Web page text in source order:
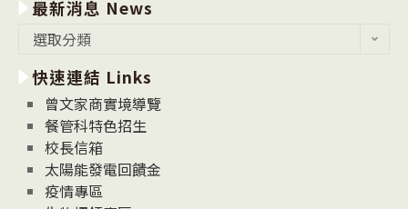
最新消息 News
消
息
News
選取分類
快速連結 Links
曾文家商實境導覽
餐管科特色招生
校長信箱
太陽能發電回饋金
疫情專區